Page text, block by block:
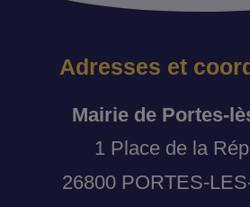
Adresses et
Mairie de Portes-
1 Place de la
26800 PORTES-